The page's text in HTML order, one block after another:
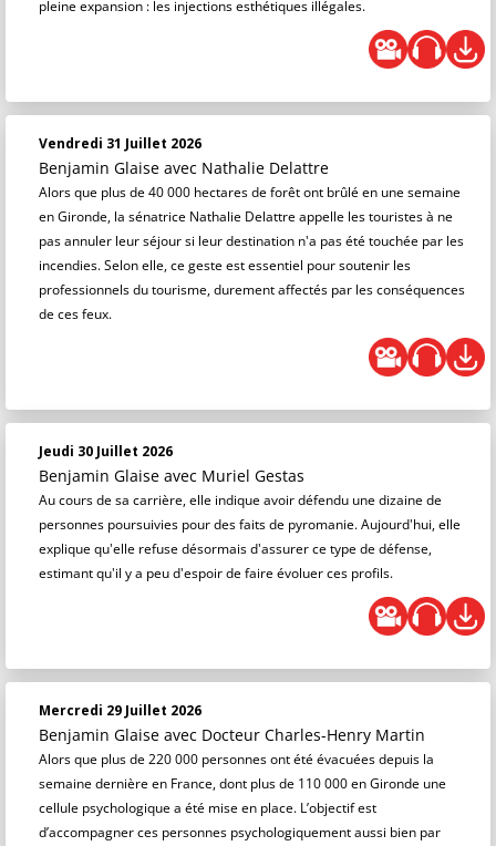
pleine expansion : les injections esthétiques illégales.
Vendredi 31 Juillet 2026
Benjamin Glaise avec Nathalie Delattre
Alors que plus de 40 000 hectares de forêt ont brûlé en une semaine
en Gironde, la sénatrice Nathalie Delattre appelle les touristes à ne
pas annuler leur séjour si leur destination n'a pas été touchée par les
incendies. Selon elle, ce geste est essentiel pour soutenir les
professionnels du tourisme, durement affectés par les conséquences
de ces feux.
Jeudi 30 Juillet 2026
Benjamin Glaise avec Muriel Gestas
Au cours de sa carrière, elle indique avoir défendu une dizaine de
personnes poursuivies pour des faits de pyromanie. Aujourd'hui, elle
explique qu'elle refuse désormais d'assurer ce type de défense,
estimant qu'il y a peu d'espoir de faire évoluer ces profils.
Mercredi 29 Juillet 2026
Benjamin Glaise avec Docteur Charles-Henry Martin
Alors que plus de 220 000 personnes ont été évacuées depuis la
semaine dernière en France, dont plus de 110 000 en Gironde une
cellule psychologique a été mise en place. L’objectif est
d’accompagner ces personnes psychologiquement aussi bien par